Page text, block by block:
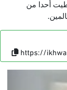
أحدا من
https://